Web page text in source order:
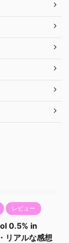
レビュー
0.5% in
リアルな感想